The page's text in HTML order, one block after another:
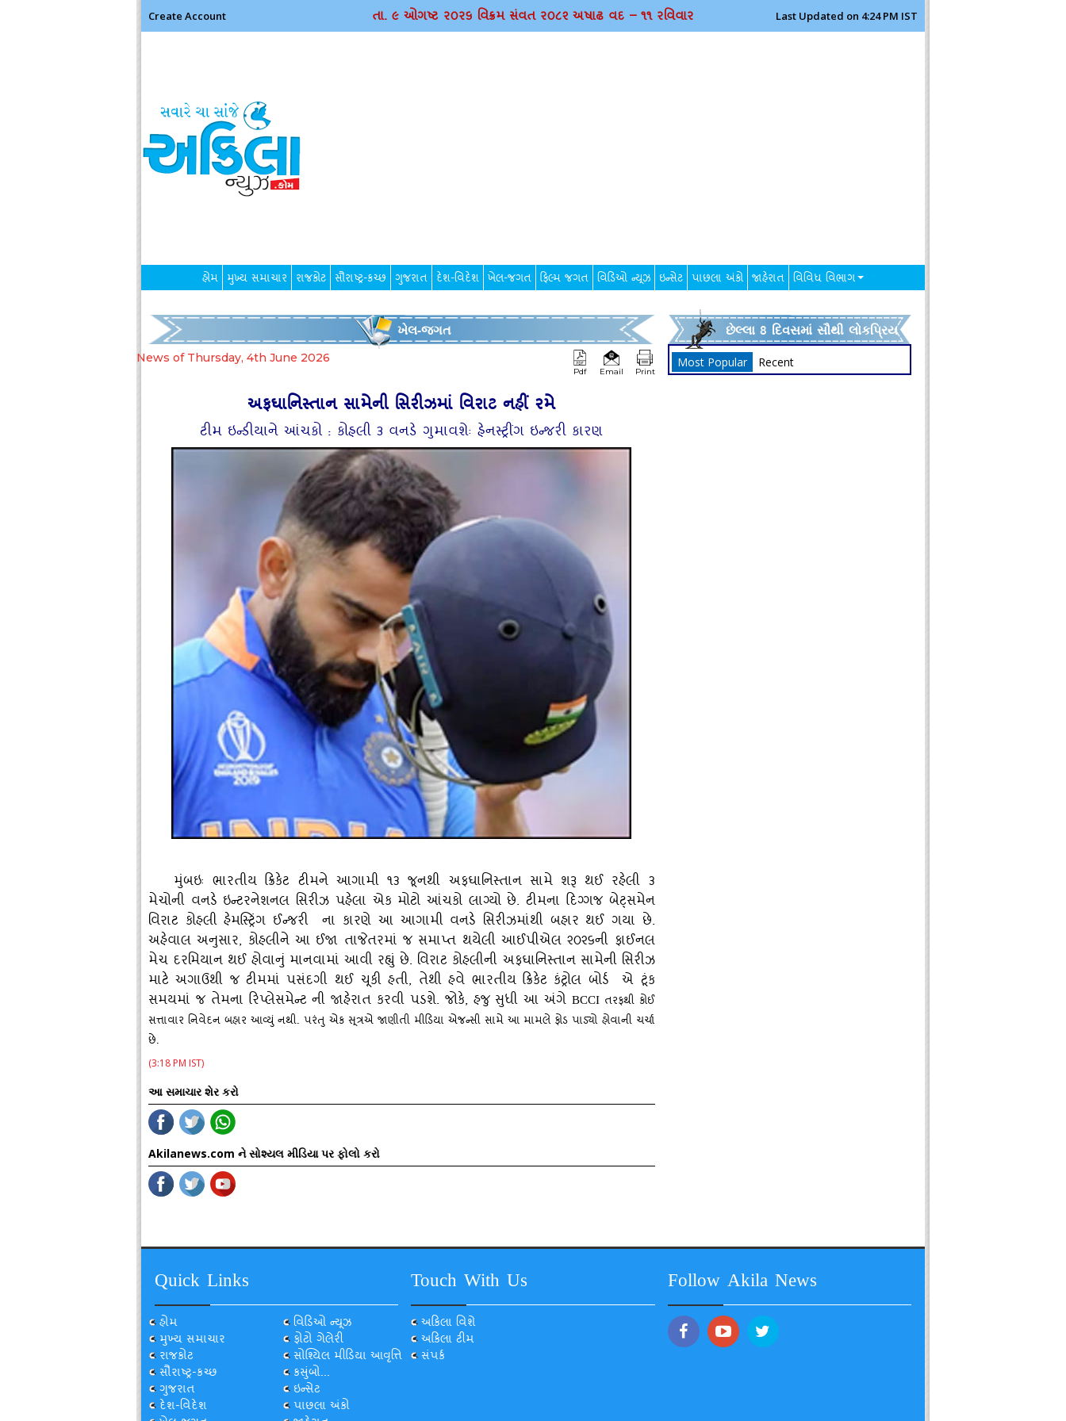
Create Account તા. ૯ ઓગષ્ટ ર૦ર૬ વિક્રમ સંવત ર૦૮૨ અષાઢ વદ – ૧૧ રવિવાર Last Updated on 4:24 PM IST
હોમ મુખ્ય સમાચાર રાજકોટ સૌરાષ્ટ્ર-કચ્છ ગુજરાત દેશ-વિદેશ ખેલ-જગત ફિલ્મ જગત વિડિઓ ન્યૂઝ ઇન્સેટ પાછલા અંકો જાહેરાત વિવિધ વિભાગ
ખેલ-જગત
News of Thursday, 4th June 2026
Pdf Email Print
અફઘાનિસ્‍તાન સામેની સિરીઝમાં વિરાટ નહીં રમે
ટીમ ઇન્‍ડીયાને આંચકો : કોહલી ૩ વનડે ગુમાવશેઃ હેનસ્‍ટ્રીંગ ઇન્‍જરી કારણ
મુંબઇઃ ભારતીય ક્રિકેટ ટીમને આગામી ૧૩ જૂનથી અફઘાનિસ્‍તાન સામે શરૂ થઈ રહેલી ૩
મેચોની વનડે ઇન્‍ટરનેશનલ સિરીઝ પહેલા એક મોટો આંચકો લાગ્‍યો છે. ટીમના દિગ્‍ગજ બેટ્‍સમેન
વિરાટ કોહલી હેમસ્‍ટ્રિંગ ઈન્‍જરી ના કારણે આ આગામી વનડે સિરીઝમાંથી બહાર થઈ ગયા છે.
અહેવાલ અનુસાર, કોહલીને આ ઈજા તાજેતરમાં જ સમાપ્ત થયેલી આઈપીએલ ૨૦૨૬ની ફાઈનલ
મેચ દરમિયાન થઈ હોવાનું માનવામાં આવી રહ્યું છે. વિરાટ કોહલીની અફઘાનિસ્‍તાન સામેની સિરીઝ
માટે અગાઉથી જ ટીમમાં પસંદગી થઈ ચૂકી હતી, તેથી હવે ભારતીય ક્રિકેટ કંટ્રોલ બોર્ડ એ ટૂંક
સમયમાં જ તેમના રિપ્‍લેસમેન્‍ટ ની જાહેરાત કરવી પડશે. જોકે, હજુ સુધી આ અંગે BCCIતરફથી કોઈ
સત્તાવાર નિવેદન બહાર આવ્‍યું નથી. પરંતુ એક સૂત્રએ જાણીતી મીડિયા એજન્‍સી સામે આ મામલે ફોડ પાડ્‍યો હોવાની ચર્ચા
છે.
(3:18 PM IST)
આ સમાચાર શેર કરો
Akilanews.com ને સોશ્યલ મીડિયા પર ફોલો કરો
છેલ્લા 8 દિવસમાં સૌથી લોકપ્રિય
Most Popular Recent
Quick Links
હોમ
મુખ્ય સમાચાર
રાજકોટ
સૌરાષ્ટ્ર-કચ્છ
ગુજરાત
દેશ-વિદેશ
વિડિઓ ન્યૂઝ
ફોટો ગેલેરી
સોશ્યિલ મીડિયા આવૃત્તિ
કસુંબો...
ઇન્સેટ
પાછલા અંકો
Touch With Us
અકિલા વિશે
અકિલા ટીમ
સંપર્ક
Follow Akila News